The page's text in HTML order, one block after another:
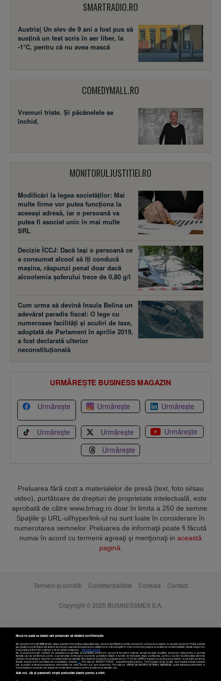
SMARTRADIO.RO
Austria| Un elev de 9 ani a fost pus să
susţină un test scris în aer liber, la
-1°C, pentru că nu avea mască
COMEDYMALL.RO
Vremuri triste. Şi păcănelele se
închid.
MONITORULJUSTITIEI.RO
Modificări la legea societăţilor: Mai
multe firme vor putea funcţiona la
aceeaşi adresă, iar o persoană va
putea fi asociat unic în mai multe
SRL
Decizie ÎCCJ: Dacă laşi o persoană ce
a consumat alcool să îţi conducă
maşina, răspunzi penal doar dacă
alcoolemia şoferului trece de 0,80 g/l
Cum urma să devină Insula Belina un
adevărat paradis fiscal: O lege cu
numeroase facilităţi şi scutiri de taxe,
adoptată de Parlament în aprilie 2019,
a fost declarată ulterior
neconstituţională
URMĂREȘTE BUSINESS MAGAZIN
Urmărește Urmărește Urmărește
Urmărește Urmărește
Urmărește
Urmărește
Preluarea fără cost a materialelor de presă (text, foto si/sau
video), purtătoare de drepturi de proprietate intelectuală, este
aprobată de către www.bmag.ro doar în limita a 250 de semne.
Spaţiile şi URL-ul/hyperlink-ul nu sunt luate în considerare în
numerotarea semnelor. Preluarea de informaţii poate fi făcută
numai în acord cu termenii agreaţi şi menţionaţi in această
pagină
Termeni și condiții Confidențialitate Cookies Contact
Copyright © 2025 BUSINESSMEX S.A.
Nouă ne pasă ca datele tale personale să rămână confidențiale
Noi și partenerii noștri589stocăm și/sau accesăm informații pe dispozitivul dvs., precum identificatorii cookie unici pentru prelucrarea datelor cu caracter personal. Puteți accepta
sau gestiona preferințele dvs. făcând clic mai jos, respectiv vă puteți opune utilizării unui interes legitim în orice moment pe pagina cu politica de confidențialitate. Aceste alegeri vor
fi raportate partenerilor noștri și nu vă vor afecta navigarea.
Mai multe detalii
Noi si partenerii nostri (retelele de socializare si agentiile de publicitate partenere, precum si furnizorii nostri de servicii de date analitice) prelucram date pentru a permite
website-ului sa functioneze, pentru a personaliza continutul si anunturile publicitare afisate in functie de interesele si/sau profilul dvs., pentru a va oferi functionalitati aferente
retelelor de socializare si pentru a analiza traficul pe website. Beneficiati de drepturile prevazute de art. 15-22 din GDPR in legatura cu prelucrarea datelor cu caracter personal.
Aceste drepturi pot fi exercitate prin modalitatea indicataaici. Prin click pe “ACCEPT TOATE”, acceptati folosirea tuturor Tehnologiilor de tip Cookie, care implica inclusiv acceptul
dvs. cu privire la stocarea/accesarea informatiilor de catre Vendor-ii cu care colaboram. Prin click pe “VREAU SA MODIFIC SETARILE INDIVIDUAL” puteti schimba preferintele in
mod individual, mai putin cele legate de cookie strict necesare pentru functionarea website-ului.
Atât noi, cât și partenerii noștri prelucrăm datele pentru a oferi: